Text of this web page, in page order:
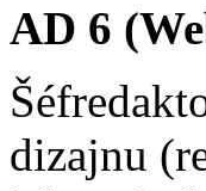
AD 6
dizajnu